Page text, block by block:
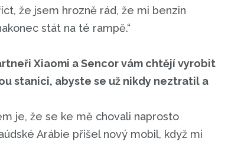
že jsem hrozně rád, že mi benzin
stát na té rampě.“
Xiaomi a Sencor vám chtějí vyrobit
stanici, abyste se už nikdy neztratil a
je, že se ke mě chovali naprosto
Arábie přišel nový mobil, když mi